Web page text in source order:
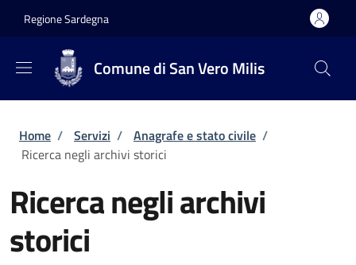
Regione Sardegna
Comune di San Vero Milis
Briciole di pane
Home / Servizi / Anagrafe e stato civile /
Ricerca negli archivi storici
Ricerca negli archivi
storici